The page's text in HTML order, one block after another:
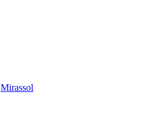
Mirassol